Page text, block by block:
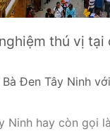
thú vị tại
Bà Đen Tây Ninh
Ninh hay còn gọi